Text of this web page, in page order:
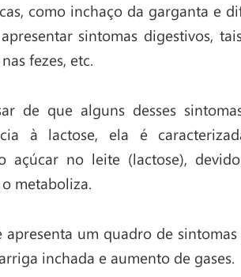
como inchaço da garganta e
sintomas digestivos,
fezes, etc.
de que alguns desses
à lactose, ela é
açúcar no leite (lactose),
metaboliza.
apresenta um quadro de
inchada e aumento de gases.